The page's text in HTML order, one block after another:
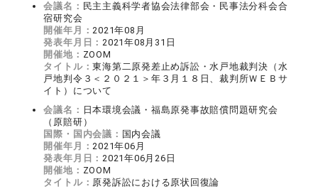
会議名： 民主主義科学者協会法律部会・民事法分科会合
宿研究会
開催年月：2021年08月
発表年月日：2021年08月31日
開催地： ZOOM
タイトル：東海第二原発差止め訴訟・水戸地裁判決（水
戸地判令３＜２０２１＞年３月１８日、裁判所ＷＥＢサ
イト）について
会議名： 日本環境会議・福島原発事故賠償問題研究会
（原賠研）
国際・国内会議： 国内会議
開催年月：2021年06月
発表年月日：2021年06月26日
開催地： ZOOM
タイトル： 原発訴訟における原状回復論